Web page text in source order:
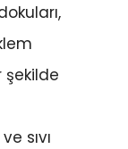
şekilde
sıvı